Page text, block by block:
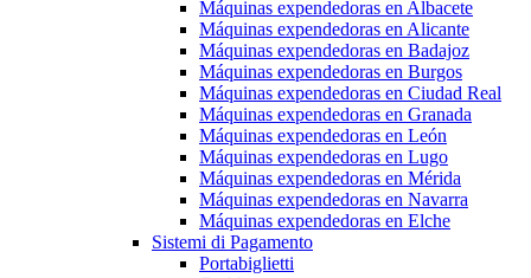
Máquinas expendedoras en Albacete
Máquinas expendedoras en Alicante
Máquinas expendedoras en Badajoz
Máquinas expendedoras en Burgos
Máquinas expendedoras en Ciudad Real
Máquinas expendedoras en Granada
Máquinas expendedoras en León
Máquinas expendedoras en Lugo
Máquinas expendedoras en Mérida
Máquinas expendedoras en Navarra
Máquinas expendedoras en Elche
Sistemi di Pagamento
Portabiglietti